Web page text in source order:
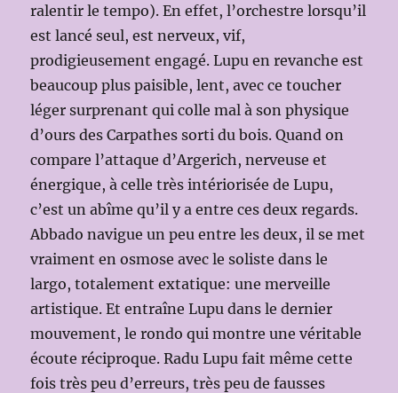
ralentir le tempo). En effet, l’orchestre lorsqu’il
est lancé seul, est nerveux, vif,
prodigieusement engagé. Lupu en revanche est
beaucoup plus paisible, lent, avec ce toucher
léger surprenant qui colle mal à son physique
d’ours des Carpathes sorti du bois. Quand on
compare l’attaque d’Argerich, nerveuse et
énergique, à celle très intériorisée de Lupu,
c’est un abîme qu’il y a entre ces deux regards.
Abbado navigue un peu entre les deux, il se met
vraiment en osmose avec le soliste dans le
largo, totalement extatique: une merveille
artistique. Et entraîne Lupu dans le dernier
mouvement, le rondo qui montre une véritable
écoute réciproque. Radu Lupu fait même cette
fois très peu d’erreurs, très peu de fausses